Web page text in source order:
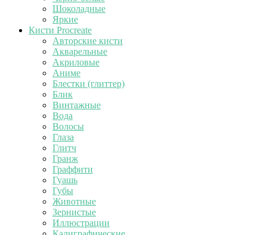
Шоколадные
Яркие
Кисти Procreate
Авторские кисти
Акварельные
Акриловые
Аниме
Блестки (глиттер)
Блик
Винтажные
Вода
Волосы
Глаза
Глитч
Гранж
Граффити
Гуашь
Губы
Животные
Зернистые
Иллюстрации